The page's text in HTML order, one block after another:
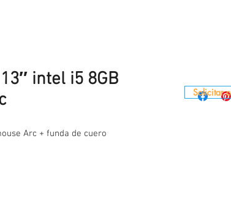
intel i5 8GB
Arc + funda de cuero
Solicitar